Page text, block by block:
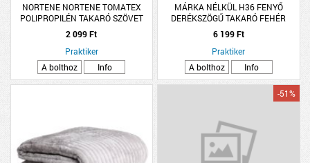
NORTENE NORTENE TOMATEX
POLIPROPILÉN TAKARÓ SZÖVET
0,6X10 M
2 099 Ft
Praktiker
A bolthoz
Info
MÁRKA NÉLKÜL H36 FENYŐ
DERÉKSZÖGŰ TAKARÓ FEHÉR
FESTETT 240 CM
6 199 Ft
Praktiker
A bolthoz
Info
-51%